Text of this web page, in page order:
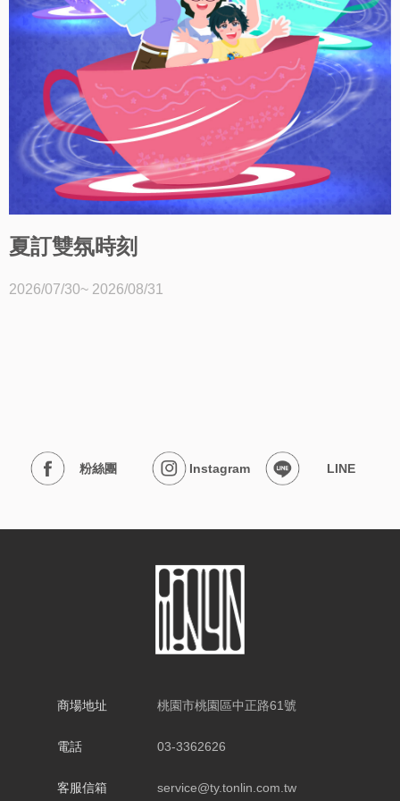
夏訂雙氛時刻
2026/07/30~ 2026/08/31
粉絲團 Instagram LINE
商場地址
電話
客服信箱
桃園市桃園區中正路61號
03-3362626
service@ty.tonlin.com.tw